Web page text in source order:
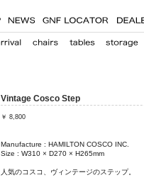
Vintage Cosco Step
￥ 8,800
Manufacture : HAMILTON COSCO INC.
Size : W310 × D270 × H265mm
人気のコスコ、ヴィンテージのステップ。